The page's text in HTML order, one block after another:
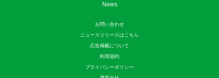
News
お問い合わせ
ニュースリリースはこちら
広告掲載について
利用規約
プライバシーポリシー